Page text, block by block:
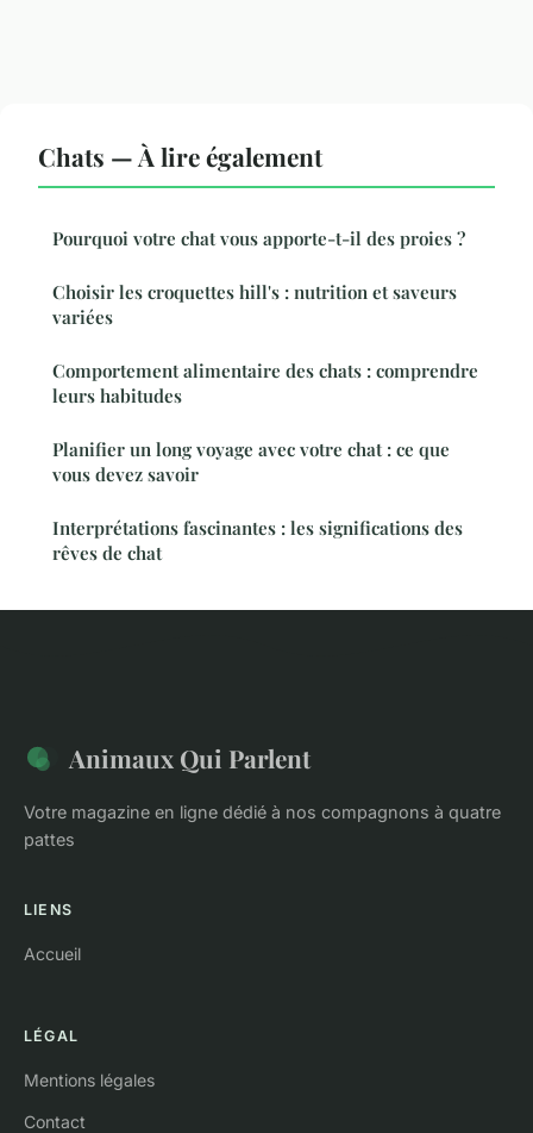
Chats — À lire également
Pourquoi votre chat vous apporte-t-il des proies ?
Choisir les croquettes hill's : nutrition et saveurs
variées
Comportement alimentaire des chats : comprendre
leurs habitudes
Planifier un long voyage avec votre chat : ce que
vous devez savoir
Interprétations fascinantes : les significations des
rêves de chat
Animaux Qui Parlent
Votre magazine en ligne dédié à nos compagnons à quatre
pattes
LIENS
Accueil
LÉGAL
Mentions légales
Contact